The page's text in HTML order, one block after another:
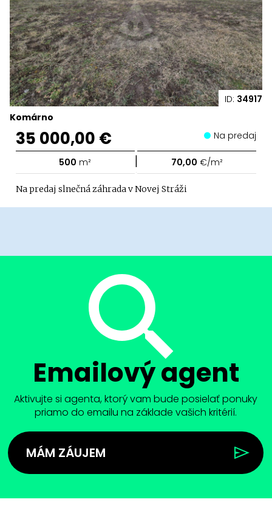
ID: 34917
Komárno
35 000,00 € Na predaj
500 m² | 70,00 €/m²
Na predaj slnečná záhrada v Novej Stráži
Emailový agent
Aktivujte si agenta, ktorý vam bude posielať ponuky
priamo do emailu na základe vašich kritérií.
MÁM ZÁUJEM